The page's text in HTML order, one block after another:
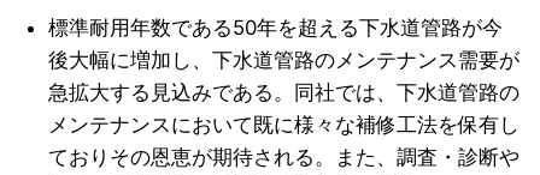
標準耐用年数である50年を超える下水道管路が今
後大幅に増加し、下水道管路のメンテナンス需要が
急拡大する見込みである。同社では、下水道管路の
メンテナンスにおいて既に様々な補修工法を保有し
ておりその恩恵が期待される。また、調査・診断や